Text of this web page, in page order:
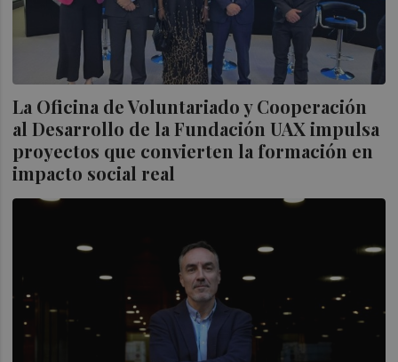
La Oficina de Voluntariado y Cooperación
al Desarrollo de la Fundación UAX impulsa
proyectos que convierten la formación en
impacto social real